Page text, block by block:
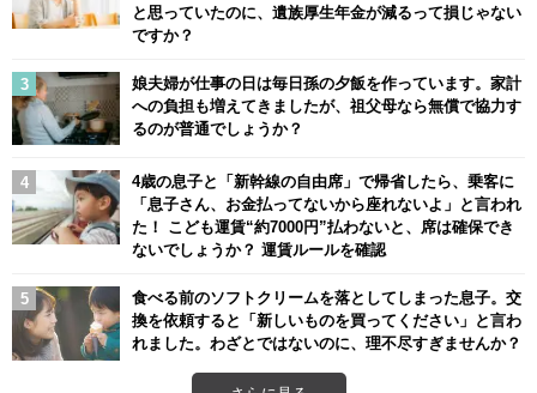
と思っていたのに、遺族厚生年金が減るって損じゃない
ですか？
娘夫婦が仕事の日は毎日孫の夕飯を作っています。家計
への負担も増えてきましたが、祖父母なら無償で協力す
るのが普通でしょうか？
4歳の息子と「新幹線の自由席」で帰省したら、乗客に
「息子さん、お金払ってないから座れないよ」と言われ
た！ こども運賃“約7000円”払わないと、席は確保でき
ないでしょうか？ 運賃ルールを確認
食べる前のソフトクリームを落としてしまった息子。交
換を依頼すると「新しいものを買ってください」と言わ
れました。わざとではないのに、理不尽すぎませんか？